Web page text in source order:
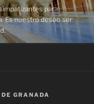
para
Es nuestro deseo ser
GRANADA